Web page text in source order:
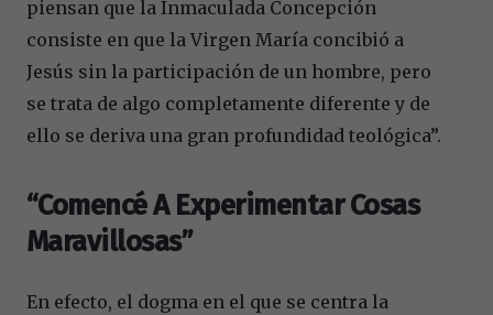
piensan que la Inmaculada Concepción
consiste en que la Virgen María concibió a
Jesús sin la participación de un hombre, pero
se trata de algo completamente diferente y de
ello se deriva una gran profundidad teológica”.
“Comencé A Experimentar Cosas
Maravillosas”
En efecto, el dogma en el que se centra la